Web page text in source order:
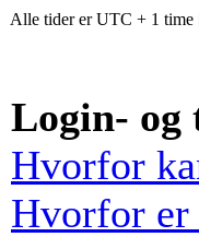
Alle tider er UTC + 1 time
Login- og
Hvorfor
Hvorfor er